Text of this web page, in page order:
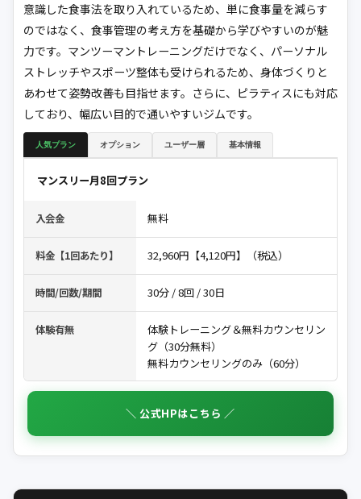
意識した食事法を取り入れているため、単に食事量を減らす
のではなく、食事管理の考え方を基礎から学びやすいのが魅
力です。マンツーマントレーニングだけでなく、パーソナル
ストレッチやスポーツ整体も受けられるため、身体づくりと
あわせて姿勢改善も目指せます。さらに、ピラティスにも対応
しており、幅広い目的で通いやすいジムです。
人気プラン オプション ユーザー層 基本情報
マンスリー月8回プラン
入会金 無料
料金【1回あたり】 32,960円【4,120円】（税込）
時間/回数/期間 30分 / 8回 / 30日
体験有無
体験トレーニング＆無料カウンセリン
グ（30分無料）
無料カウンセリングのみ（60分）
＼ 公式HPはこちら ／